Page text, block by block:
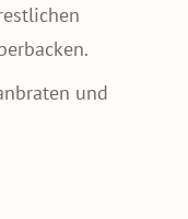
und